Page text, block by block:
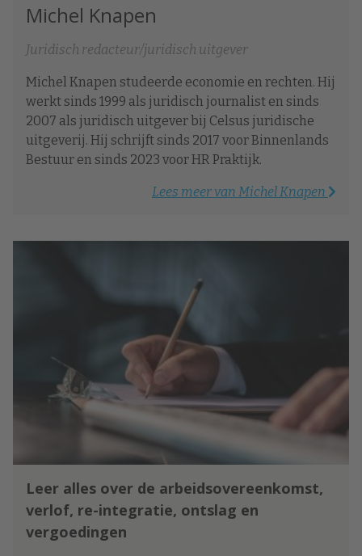
Michel Knapen
Juridisch redacteur/juridisch uitgever
Michel Knapen studeerde economie en rechten. Hij
werkt sinds 1999 als juridisch journalist en sinds
2007 als juridisch uitgever bij Celsus juridische
uitgeverij. Hij schrijft sinds 2017 voor Binnenlands
Bestuur en sinds 2023 voor HR Praktijk.
Lees meer van Michel Knapen
Leer alles over de arbeidsovereenkomst,
verlof, re-integratie, ontslag en
vergoedingen